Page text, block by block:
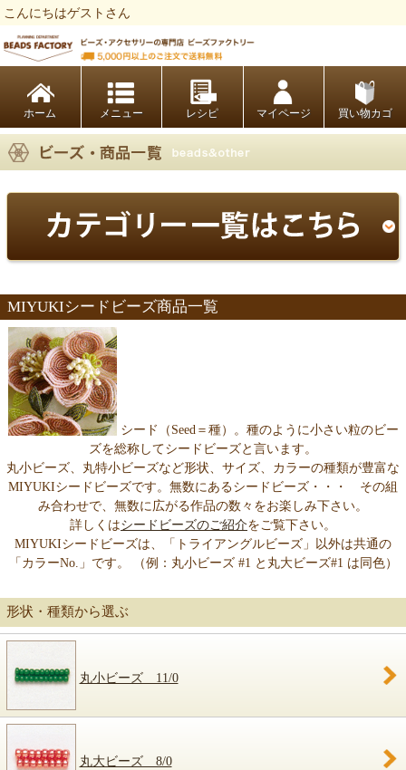
こんにちはゲストさん
ホーム レシピ マイページ 買い物カゴ
MIYUKIシードビーズ商品一覧
シード（Seed＝種）。種のように小さい粒のビー
ズを総称してシードビーズと言います。
丸小ビーズ、丸特小ビーズなど形状、サイズ、カラーの種類が豊富な
MIYUKIシードビーズです。無数にあるシードビーズ・・・ その組
み合わせで、無数に広がる作品の数々をお楽しみ下さい。
詳しくはシードビーズのご紹介をご覧下さい。
MIYUKIシードビーズは、「トライアングルビーズ」以外は共通の
「カラーNo.」です。 （例：丸小ビーズ #1 と丸大ビーズ#1 は同色）
形状・種類から選ぶ
丸小ビーズ 11/0
丸大ビーズ 8/0